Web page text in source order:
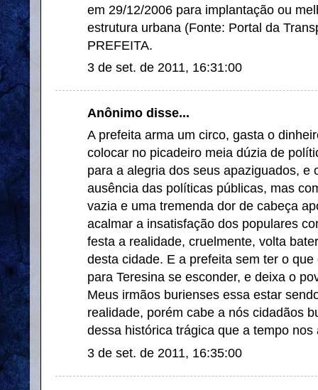
em 29/12/2006 para implantação ou
estrutura urbana (Fonte: Portal da
PREFEITA.
3 de set. de 2011, 16:31:00
Anônimo disse...
A prefeita arma um circo, gasta o
colocar no picadeiro meia dúzia de
para a alegria dos seus apaziguados, e
ausência das políticas públicas, mas
vazia e uma tremenda dor de cabeça
acalmar a insatisfação dos populares
festa a realidade, cruelmente, volta
desta cidade. E a prefeita sem ter o
para Teresina se esconder, e deixa o
Meus irmãos burienses essa estar
realidade, porém cabe a nós cidadãos
dessa histórica trágica que a tempo nos
3 de set. de 2011, 16:35:00